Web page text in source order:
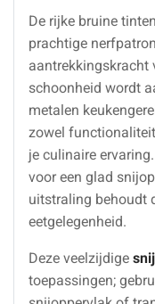
De rijke bruine
prachtige
aantrekkingskracht
schoonheid wordt
metalen
zowel
je culinaire
voor een glad
uitstraling behoudt
eetgelegenheid.
Deze veelzijdige
toepassingen;